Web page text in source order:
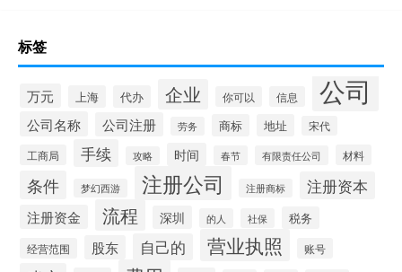
标签
万元 上海 代办 企业 你可以 信息 公司
公司名称 公司注册 劳务 商标 地址 宋代
工商局 手续 攻略 时间 春节 有限责任公司 材料
条件 梦幻西游 注册公司 注册商标 注册资本
注册资金 流程 深圳 的人 社保 税务
经营范围 股东 自己的 营业执照 账号